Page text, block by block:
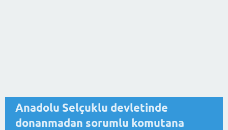
Anadolu Selçuklu devletinde
donanmadan sorumlu komutana